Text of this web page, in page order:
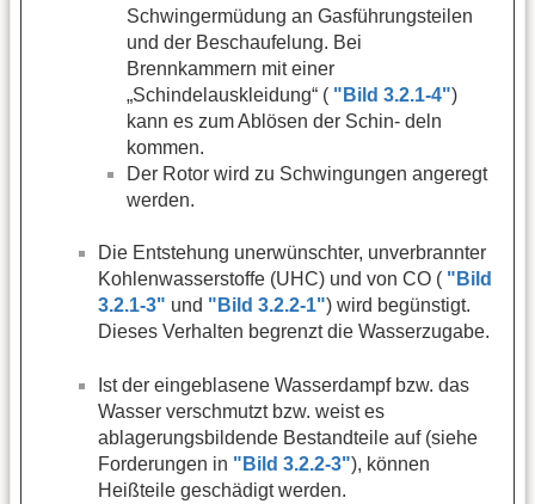
Schwingermüdung an Gasführungsteilen
und der Beschaufelung. Bei
Brennkammern mit einer
„Schindelauskleidung“ ( "Bild 3.2.1-4")
kann es zum Ablösen der Schin- deln
kommen.
Der Rotor wird zu Schwingungen angeregt
werden.
Die Entstehung unerwünschter, unverbrannter
Kohlenwasserstoffe (UHC) und von CO ( "Bild
3.2.1-3" und "Bild 3.2.2-1") wird begünstigt.
Dieses Verhalten begrenzt die Wasserzugabe.
Ist der eingeblasene Wasserdampf bzw. das
Wasser verschmutzt bzw. weist es
ablagerungsbildende Bestandteile auf (siehe
Forderungen in "Bild 3.2.2-3"), können
Heißteile geschädigt werden.